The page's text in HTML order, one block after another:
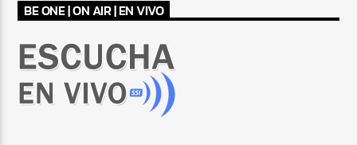
BE ONE | ON AIR | EN VIVO